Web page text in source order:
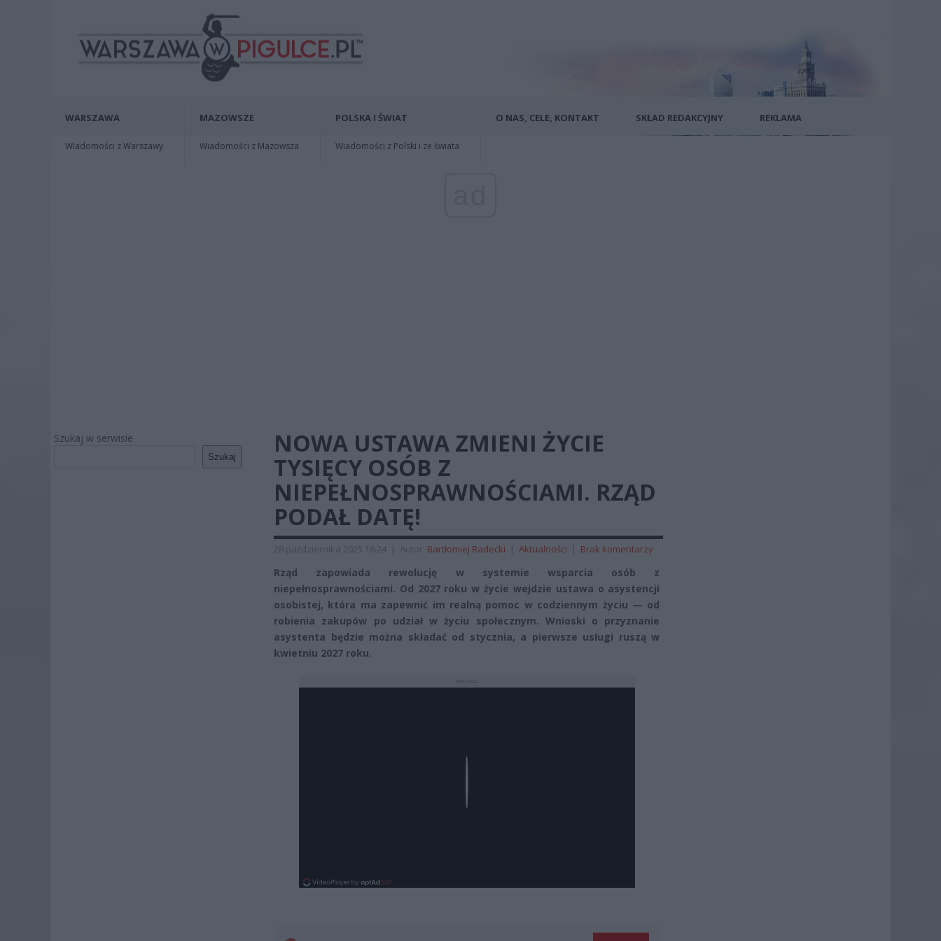
WARSZAWA
Wiadomości z Warszawy
MAZOWSZE
Wiadomości z Mazowsza
POLSKA I ŚWIAT
Wiadomości z Polski i ze świata
O NAS, CELE, KONTAKT SKŁAD REDAKCYJNY REKLAMA
Szukaj w serwisie
Szukaj
NOWA USTAWA ZMIENI ŻYCIE
TYSIĘCY OSÓB Z
NIEPEŁNOSPRAWNOŚCIAMI. RZĄD
PODAŁ DATĘ!
28 października 2025 16:24 | Autor: Bartłomiej Radecki | Aktualności | Brak komentarzy
Rząd zapowiada rewolucję w systemie wsparcia osób z
niepełnosprawnościami. Od 2027 roku w życie wejdzie ustawa o asystencji
osobistej, która ma zapewnić im realną pomoc w codziennym życiu — od
robienia zakupów po udział w życiu społecznym. Wnioski o przyznanie
asystenta będzie można składać od stycznia, a pierwsze usługi ruszą w
kwietniu 2027 roku.